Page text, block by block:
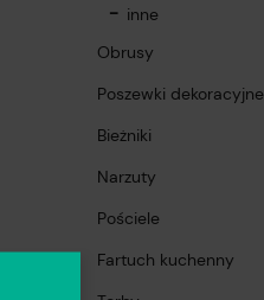
inne
Obrusy
Poszewki dekoracyjne
Bieżniki
Narzuty
Pościele
Fartuch kuchenny